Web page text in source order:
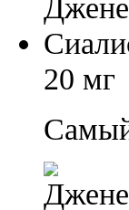
20 мг